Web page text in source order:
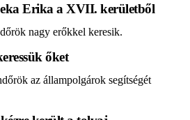
Erika a XVII. kerületből
nagy erőkkel keresik.
őket
az állampolgárok segítségét